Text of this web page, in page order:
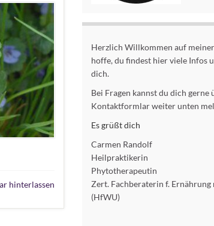
hinterlassen
Herzlich Willkommen auf
hoffe, du findest hier viele Infos
dich.
Bei Fragen kannst du dich gerne
Kontaktformlar weiter unten
Es grüßt dich
Carmen Randolf
Heilpraktikerin
Phytotherapeutin
Zert. Fachberaterin f.
(HfWU)